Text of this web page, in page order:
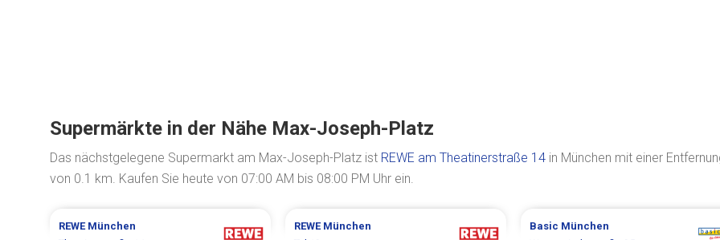
Supermärkte in der Nähe Max-Joseph-Platz
Das nächstgelegene Supermarkt am Max-Joseph-Platz ist REWE am Theatinerstraße 14 in München mit einer
von 0.1 km. Kaufen Sie heute von 07:00 AM bis 08:00 PM Uhr ein.
REWE München
REWE München
Basic München